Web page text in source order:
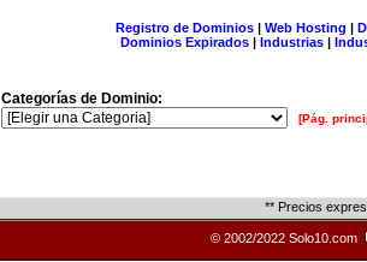
Registro de Dominios| Web Hosting |
Dominios Expirados | Industrias |
Categorías de Dominio:
[Pág.
** Precios
© 2002/2022 Solo10.com